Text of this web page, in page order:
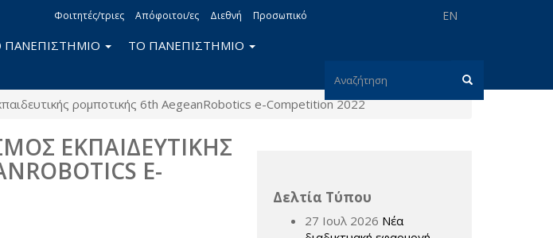
EN
Φοιτητές/τριες Απόφοιτοι/ες Διεθνή Προσωπικό
Φόρμα
αναζήτησης
Αναζήτηση
ΤΟ ΠΑΝΕΠΙΣΤΗΜΙΟ
ρομποτικής 6th AegeanRobotics e-Competition 2022
ΕΚΠΑΙΔΕΥΤΙΚΗΣ
E-
Δελτία Τύπου
27 Ιουλ 2026 Νέα